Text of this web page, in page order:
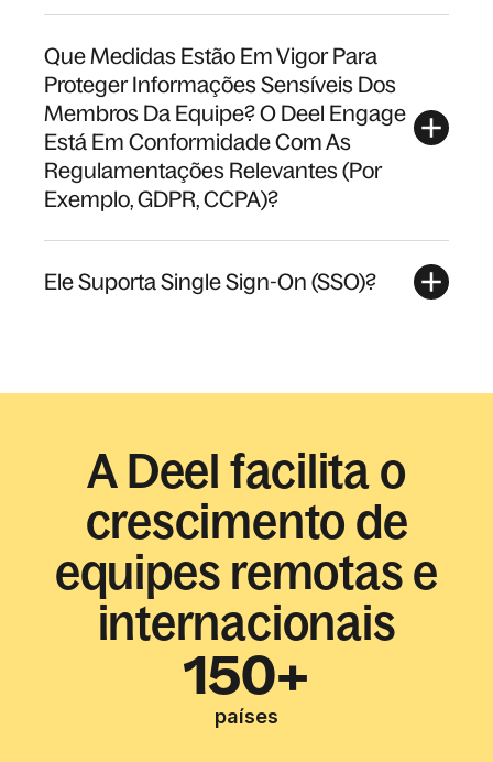
Que Medidas Estão Em Vigor Para
Proteger Informações Sensíveis Dos
Membros Da Equipe? O Deel Engage
Está Em Conformidade Com As
Regulamentações Relevantes (Por
Exemplo, GDPR, CCPA)?
Ele Suporta Single Sign-On (SSO)?
A Deel facilita o
crescimento de
equipes remotas e
internacionais
150+
países